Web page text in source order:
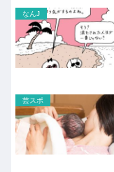
なんJ
芸スポ